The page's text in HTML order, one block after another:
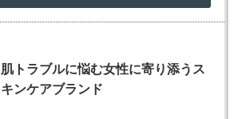
肌トラブルに悩む女性に寄り添うス
キンケアブランド